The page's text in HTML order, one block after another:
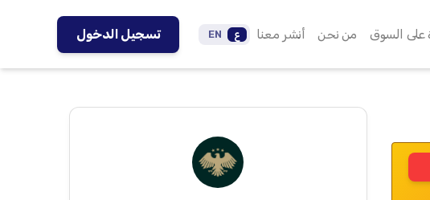
على السوق من نحن أنشر معنا ع EN تسجيل الدخول